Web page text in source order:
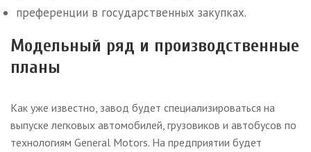
преференции в государственных закупках.
Модельный ряд и производственные
планы
Как уже известно, завод будет специализироваться на
выпуске легковых автомобилей, грузовиков и автобусов по
технологиям General Motors. На предприятии будет